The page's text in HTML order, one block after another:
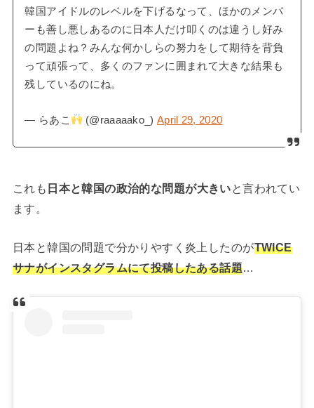
韓国アイドルのレベルを下げるなって、ほかのメンバ
ーも善し悪しあるのに日本人だけ叩くのは違うし好み
の問題よね？みんな何かしらの努力をして期待を背負
って頑張って、多くのファンに囲まれて大きな結果も
残しているのにね。
— らあこ (@raaaaako_) April 29, 2020
これも 日本と韓国の政治的な問題が大きいと言われてい
ます。
日本と韓国の問題で分かりやすく炎上したのがTWICE
サナがインスタグラムにて投稿したある話題…